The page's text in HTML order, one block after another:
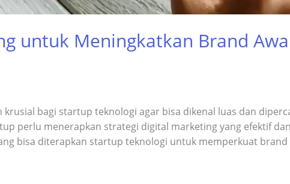
untuk Meningkatkan Brand
bagi startup teknologi agar bisa dikenal luas dan
perlu menerapkan strategi digital marketing yang efektif
bisa diterapkan startup teknologi untuk memperkuat brand